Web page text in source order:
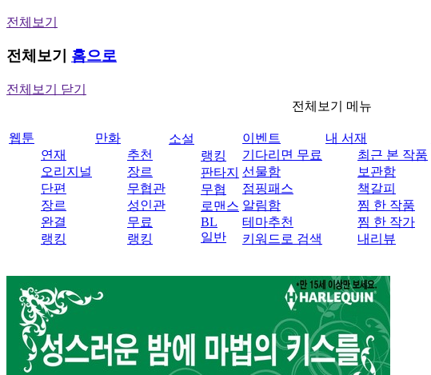
전체보기
전체보기 홈으로
전체보기 닫기
전체보기 메뉴
웹툰
연재
오리지널
단편
장르
완결
랭킹
만화
추천
장르
무협관
성인관
무료
랭킹
소설
랭킹
판타지
무협
로맨스
BL
일반
이벤트
기다리면 무료
선물함
점핑패스
알림함
테마추천
키워드로 검색
내 서재
최근 본 작품
보관함
책갈피
찜 한 작품
찜 한 작가
내리뷰